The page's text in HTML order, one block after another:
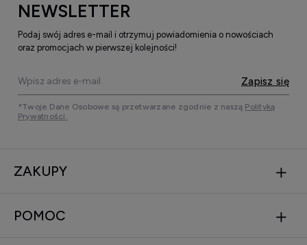
NEWSLETTER
Podaj swój adres e-mail i otrzymuj powiadomienia o nowościach
oraz promocjach w pierwszej kolejności!
Zapisz się
*Twoje Dane Osobowe są przetwarzane zgodnie z naszą Polityką
Prywatności.
ZAKUPY
POMOC